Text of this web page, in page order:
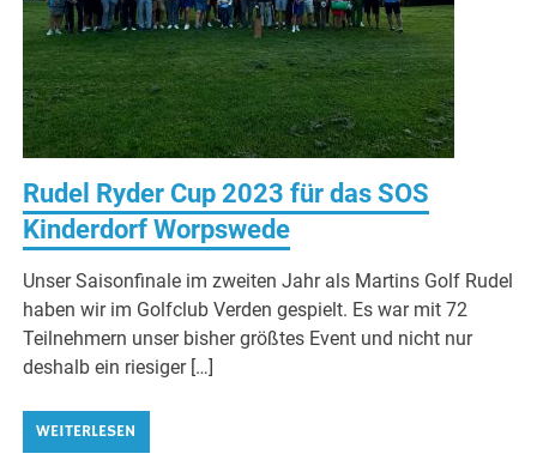
Rudel Ryder Cup 2023 für das SOS
Kinderdorf Worpswede
Unser Saisonfinale im zweiten Jahr als Martins Golf Rudel
haben wir im Golfclub Verden gespielt. Es war mit 72
Teilnehmern unser bisher größtes Event und nicht nur
deshalb ein riesiger […]
WEITERLESEN